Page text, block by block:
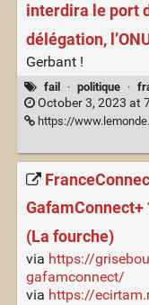
interdira le port
délégation,
Gerbant !
fail · politique ·
October 3, 2023 at
https://www.lemonde.fr/sport/article/2023/09/26/
(La fourche)
via https://
gafamconnect/
via https://